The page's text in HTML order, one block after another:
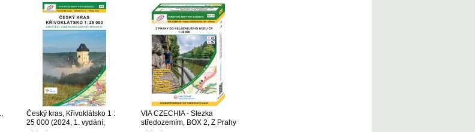
Český kras, Křivoklátsko 1 :
25 000 (2024, 1. vydání,
VIA CZECHIA - Stezka
středozemím, BOX 2, Z Prahy